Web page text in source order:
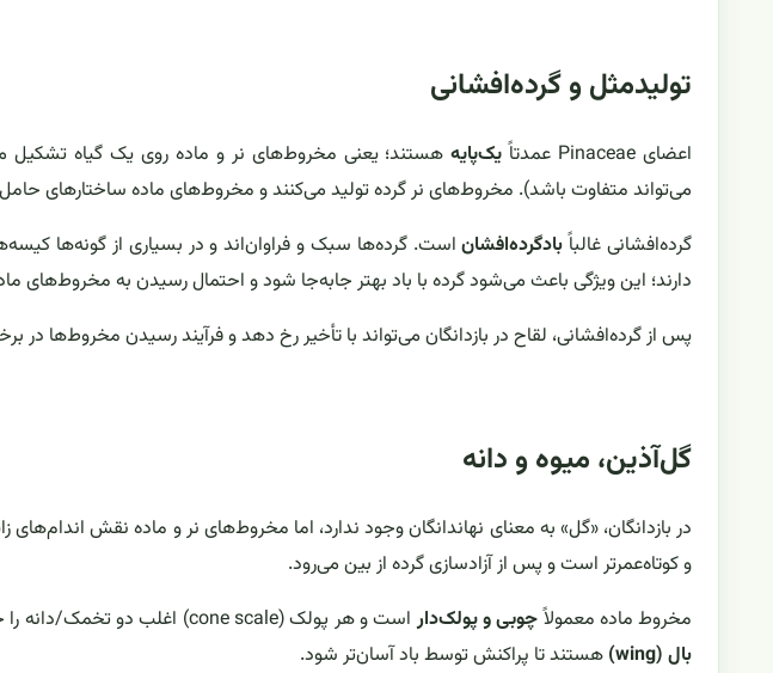
تولیدمثل و گرده‌افشانی
اعضای Pinaceae عمدتاً یک‌پایههستند؛ یعنی مخروط‌های نر و ماده روی یک گیاه تشکیل
می‌تواند متفاوت باشد). مخروط‌های نر گرده تولید می‌کنند و مخروط‌های ماده ساختارهای
گرده‌افشانی غالباً بادگرده‌افشاناست. گرده‌ها سبک و فراوان‌اند و در بسیاری از گونه‌ها
دارند؛ این ویژگی باعث می‌شود گرده با باد بهتر جابه‌جا شود و احتمال رسیدن به مخروط‌های
پس از گرده‌افشانی، لقاح در بازدانگان می‌تواند با تأخیر رخ دهد و فرآیند رسیدن مخروط‌ها در
گل‌آذین، میوه و دانه
در بازدانگان، «گل» به معنای نهاندانگان وجود ندارد، اما مخروط‌های نر و ماده نقش
و کوتاه‌عمرتر است و پس از آزادسازی گرده از بین می‌رود.
مخروط ماده معمولاًچوبی و پولک‌داراست و هر پولک (cone scale) اغلب دو تخمک/دانه را حمل می‌کند. در بسیاری از گونه‌ها، دانه‌ها دارای
بال (wing)
هستند تا پراکنش توسط باد آسان‌تر شود.